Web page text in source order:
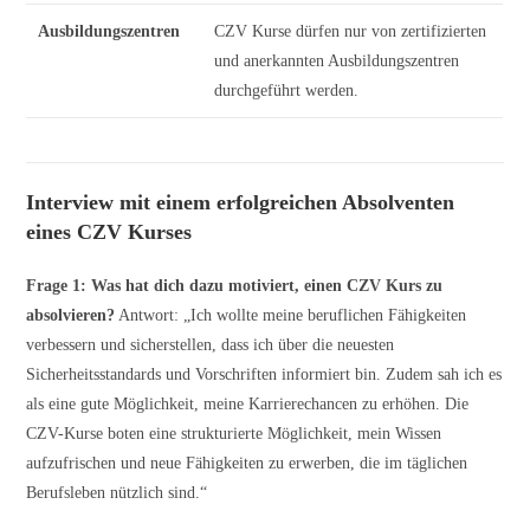
Ausbildungszentren
CZV Kurse dürfen nur von zertifizierten
und anerkannten Ausbildungszentren
durchgeführt werden.
Interview mit einem erfolgreichen Absolventen
eines CZV Kurses
Frage 1: Was hat dich dazu motiviert, einen CZV Kurs zu
absolvieren? Antwort: „Ich wollte meine beruflichen Fähigkeiten
verbessern und sicherstellen, dass ich über die neuesten
Sicherheitsstandards und Vorschriften informiert bin. Zudem sah ich es
als eine gute Möglichkeit, meine Karrierechancen zu erhöhen. Die
CZV-Kurse boten eine strukturierte Möglichkeit, mein Wissen
aufzufrischen und neue Fähigkeiten zu erwerben, die im täglichen
Berufsleben nützlich sind.“